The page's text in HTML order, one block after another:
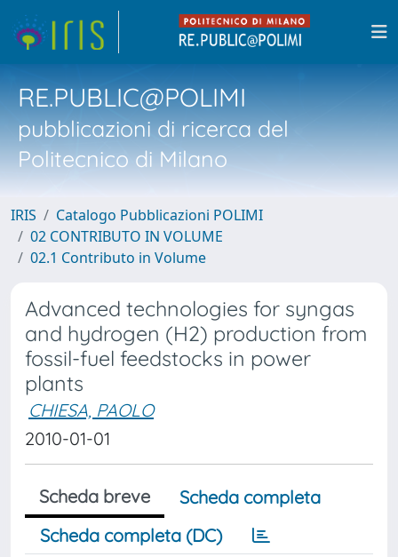
RE.PUBLIC@POLIMI
pubblicazioni di ricerca del
Politecnico di Milano
IRIS
Catalogo Pubblicazioni POLIMI
02 CONTRIBUTO IN VOLUME
02.1 Contributo in Volume
Advanced technologies for syngas
and hydrogen (H2) production from
fossil-fuel feedstocks in power
plants
CHIESA, PAOLO
2010-01-01
Scheda breve
Scheda completa
Scheda completa (DC)